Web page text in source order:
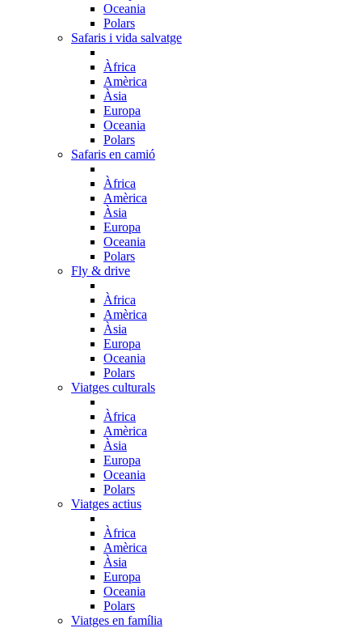
Oceania
Polars
Safaris i vida salvatge
Àfrica
Amèrica
Àsia
Europa
Oceania
Polars
Safaris en camió
Àfrica
Amèrica
Àsia
Europa
Oceania
Polars
Fly & drive
Àfrica
Amèrica
Àsia
Europa
Oceania
Polars
Viatges culturals
Àfrica
Amèrica
Àsia
Europa
Oceania
Polars
Viatges actius
Àfrica
Amèrica
Àsia
Europa
Oceania
Polars
Viatges en família